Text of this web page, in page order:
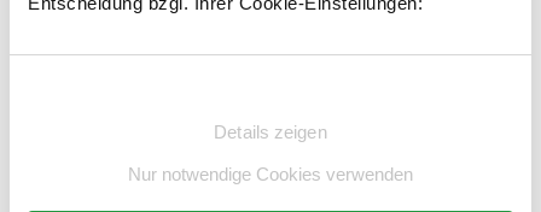
Details zeigen
Nur notwendige Cookies verwenden
2.201,83 €